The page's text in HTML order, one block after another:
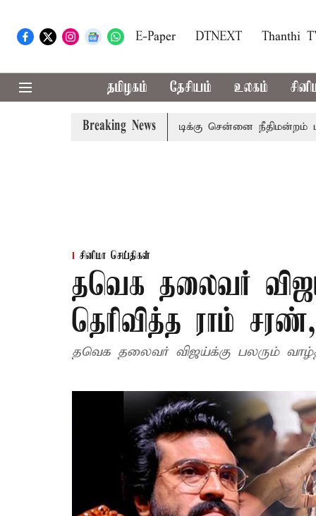
E-Paper DTNEXT Thanthi
தமிழகம் தேசியம் உலகம்
Breaking News
அமைச்சர் பொன்முடிக்கு சென்னை நீதிமன்றம்
சினிமா செய்திகள்
தவெக தலைவர்
தெரிவித்த ராம்
தவெக தலைவர் விஜய்க்கு பலரும்